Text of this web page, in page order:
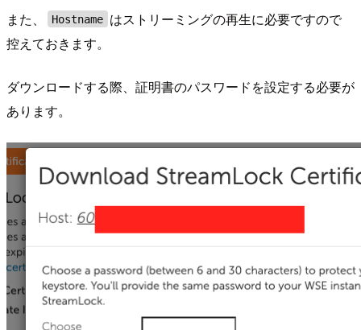
また、 Hostname はストリーミングの再生に必要ですので
控えておきます。
ダウンロードする際、証明書のパスワードを設定する必要が
あります。